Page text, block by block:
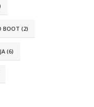
BOOT (2)
(6)